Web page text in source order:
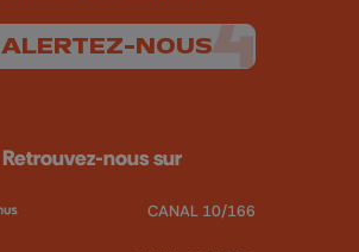
ALERTEZ-NOUS
Retrouvez-nous sur
CANAL 10/166